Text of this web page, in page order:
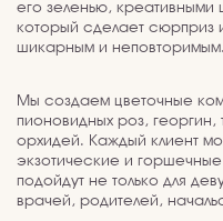
его зеленью,
который сделает сюрприз
шикарным и неповторимым.
Мы создаем цветочные
пионовидных роз,
орхидей. Каждый клиент
экзотические и
подойдут не только для
врачей, родителей,